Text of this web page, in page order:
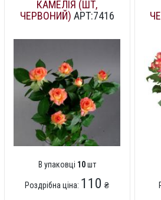
КАМЕЛІЯ (ШТ,
ЧЕРВОНИЙ) АРТ:7416
В упаковці 10шт
Роздрібна ціна: 110 ₴